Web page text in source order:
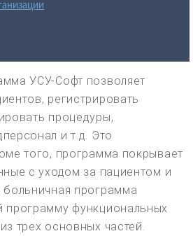
УСУ-Софт позволяет
регистрировать
процедуры,
и т.д. Это
того, программа покрывает
с уходом за пациентом и
программа
программу функциональных
трех основных частей.